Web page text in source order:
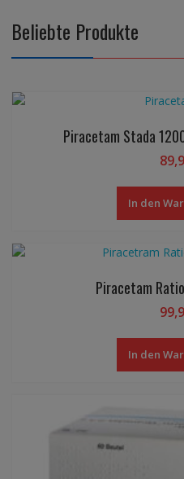
Beliebte Produkte
Piracetam Stada
In den
Piracetam
In den